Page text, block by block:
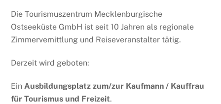
Die Tourismuszentrum Mecklenburgische
Ostseeküste GmbH ist seit 10 Jahren als regionale
Zimmervemittlung und Reiseveranstalter tätig.
Derzeit wird geboten:
EinAusbildungsplatz zum/zur Kaufmann / Kauffrau
für Tourismus und Freizeit.